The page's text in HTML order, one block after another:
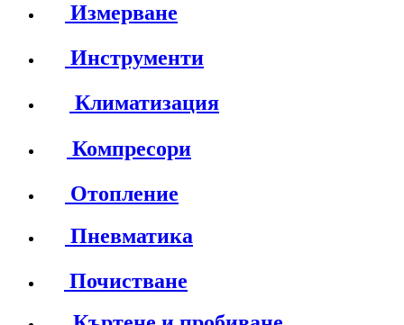
Измерване
Инструменти
Климатизация
Компресори
Отопление
Пневматика
Почистване